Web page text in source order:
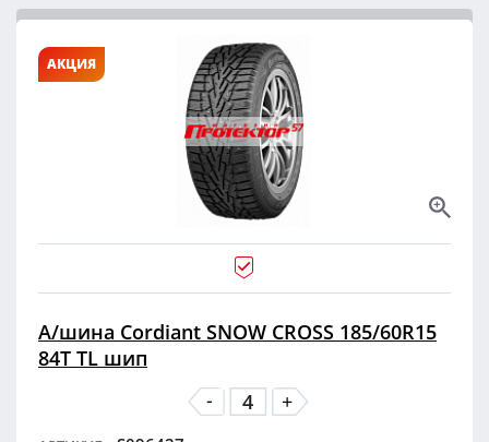
АКЦИЯ
А/шина Cordiant SNOW CROSS 185/60R15
84T TL шип
-
+